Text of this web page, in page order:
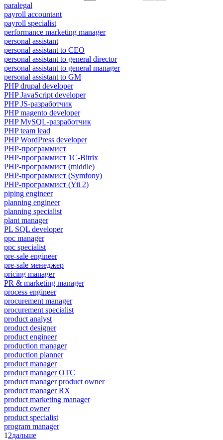
paralegal
payroll accountant
payroll specialist
performance marketing manager
personal assistant
personal assistant to CEO
personal assistant to general director
personal assistant to general manager
personal assistant to GM
PHP drupal developer
PHP JavaScript developer
PHP JS-разработчик
PHP magento developer
PHP MySQL-разработчик
PHP team lead
PHP WordPress developer
PHP-программист
PHP-программист 1C-Bitrix
PHP-программист (middle)
PHP-программист (Symfony)
PHP-программист (Yii 2)
piping engineer
planning engineer
planning specialist
plant manager
PL SQL developer
ppc manager
ppc specialist
pre-sale engineer
pre-sale менеджер
pricing manager
PR & marketing manager
process engineer
procurement manager
procurement specialist
product analyst
product designer
product engineer
production manager
production planner
product manager
product manager OTC
product manager product owner
product manager RX
product marketing manager
product owner
product specialist
program manager
1 2дальше